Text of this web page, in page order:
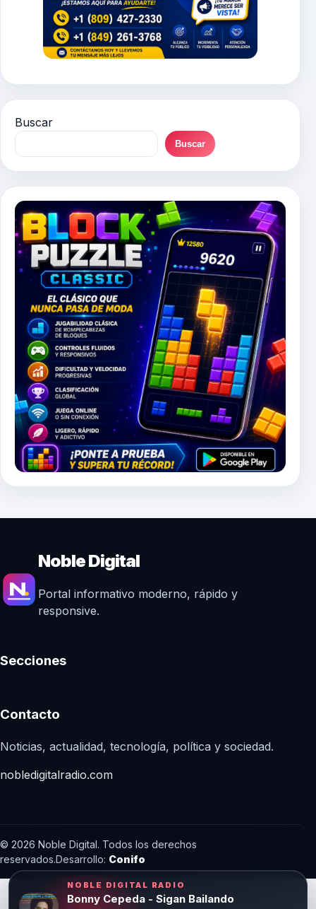
Buscar
Buscar
Noble Digital
Portal informativo moderno, rápido y
responsive.
Secciones
Contacto
Noticias, actualidad, tecnología, política y sociedad.
nobledigitalradio.com
© 2026 Noble Digital. Todos los derechos
reservados.Desarrollo: Conifo
NOBLE DIGITAL RADIO
Bonny Cepeda - Sigan Bailando